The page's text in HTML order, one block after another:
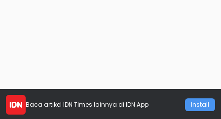
Baca artikel IDN Times lainnya di IDN App Install